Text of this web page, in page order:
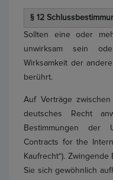
§ 12
Sollten eine oder
unwirksam sein
Wirksamkeit der
berührt.
Auf Verträge
deutsches Recht
Bestimmungen der
Contracts for the
Kaufrecht“).
Sie sich gewöhnlich